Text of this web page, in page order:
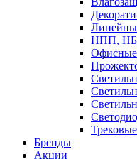
НПП,
Офисные
Бренды
Акции